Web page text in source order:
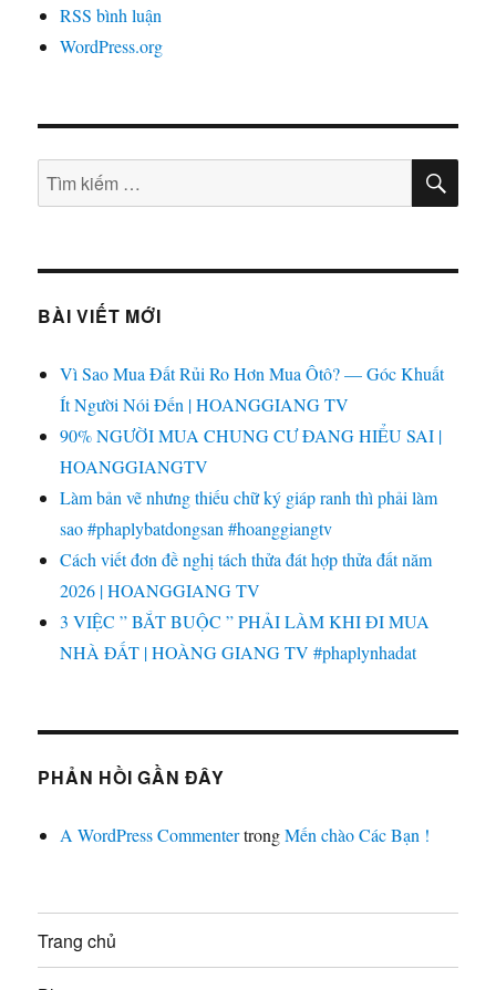
RSS bình luận
WordPress.org
Tìm
kiếm:
TÌM
BÀI VIẾT MỚI
Vì Sao Mua Đất Rủi Ro Hơn Mua Ôtô? — Góc Khuất
Ít Người Nói Đến | HOANGGIANG TV
90% NGƯỜI MUA CHUNG CƯ ĐANG HIỂU SAI |
HOANGGIANGTV
Làm bản vẽ nhưng thiếu chữ ký giáp ranh thì phải làm
sao #phaplybatdongsan #hoanggiangtv
Cách viết đơn đề nghị tách thửa đát hợp thửa đất năm
2026 | HOANGGIANG TV
3 VIỆC ” BẮT BUỘC ” PHẢI LÀM KHI ĐI MUA
NHÀ ĐẤT | HOÀNG GIANG TV #phaplynhadat
PHẢN HỒI GẦN ĐÂY
A WordPress CommentertrongMến chào Các Bạn !
Trang chủ